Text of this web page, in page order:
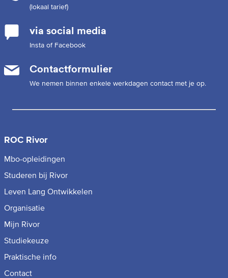
(lokaal tarief)
via social media
Insta of Facebook
Contactformulier
We nemen binnen enkele werkdagen contact met je op.
ROC Rivor
Mbo-opleidingen
Studeren bij Rivor
Leven Lang Ontwikkelen
Organisatie
Mijn Rivor
Studiekeuze
Praktische info
Contact